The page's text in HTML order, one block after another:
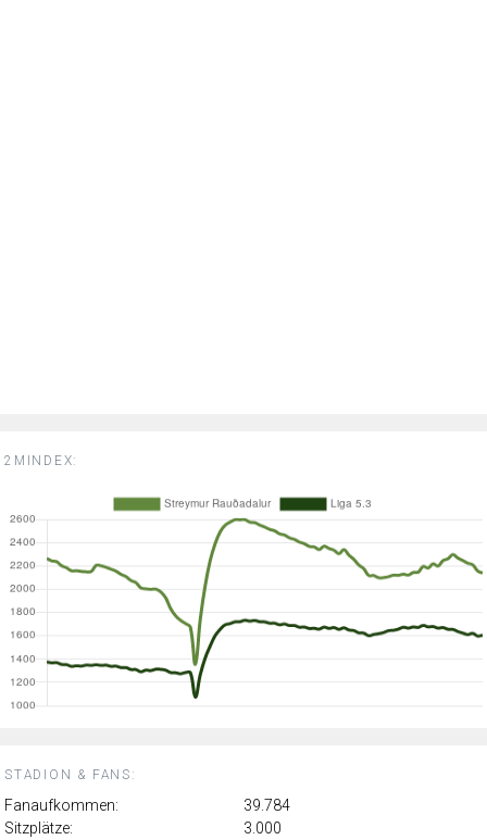
2MINDEX:
STADION & FANS:
Fanaufkommen:
39.784
Sitzplätze:
3.000